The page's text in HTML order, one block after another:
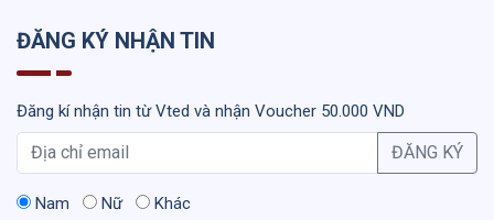
ĐĂNG KÝ NHẬN TIN
Đăng kí nhận tin từ Vted và nhận Voucher 50.000 VND
ĐĂNG KÝ
Nam Nữ Khác